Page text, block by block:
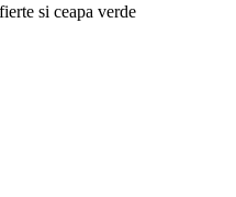
si ceapa verde